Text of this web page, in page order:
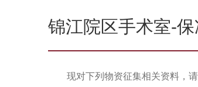
锦江院区手术室-
现对下列物资征集相关资料，